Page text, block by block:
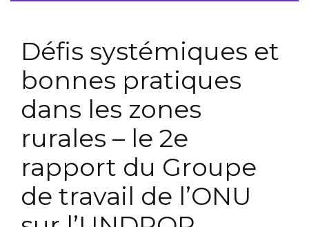
Défis systémiques et
bonnes pratiques
dans les zones
rurales – le 2e
rapport du Groupe
de travail de l’ONU